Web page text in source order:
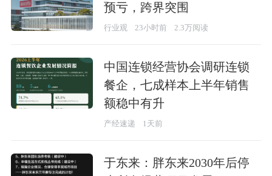
预亏，跨界突围
行业观 23小时前 2.3万阅读
中国连锁经营协会调研连锁
餐企，七成样本上半年销售
额稳中有升
产经速递 1天前
于东来：胖东来2030年后停